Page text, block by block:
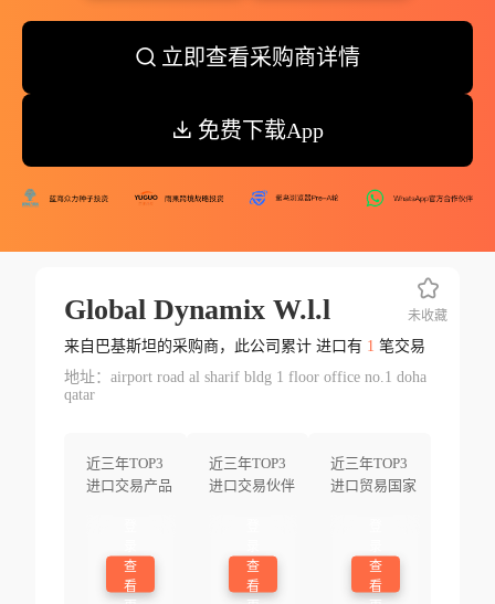
立即查看采购商详情
免费下载App
Global Dynamix W.l.l
来自巴基斯坦的采购商，此公司累计 进口有 1 笔交易
地址：airport road al sharif bldg 1 floor office no.1 doha
qatar
近三年TOP3
进口交易产品
查
看
近三年TOP3
进口交易伙伴
查
看
近三年TOP3
进口贸易国家
查
看
未收藏